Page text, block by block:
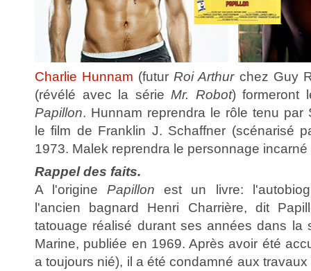
Charlie Hunnam (futurRoi Arthurchez Guy
(révélé avec la sérieMr. Robot) formeront
Papillon. Hunnam reprendra le rôle tenu par
le film de Franklin J. Schaffner (scénarisé
1973. Malek reprendra le personnage
Rappel des faits.
A l'originePapillon est un livre:
l'ancien bagnard Henri Charrière, dit
tatouage réalisé durant ses années dans la
Marine, publiée en 1969. Après avoir été
a toujours nié), il a été condamné aux